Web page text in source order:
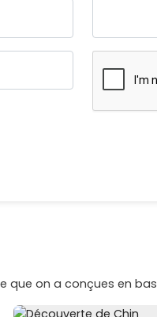
que on a conçues en bas